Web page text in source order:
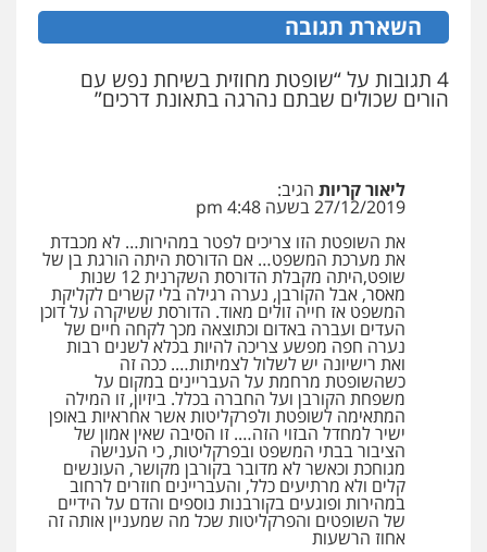
השארת תגובה
4 תגובות על “שופטת מחוזית בשיחת נפש עם
הורים שכולים שבתם נהרגה בתאונת דרכים”
ליאור קריות הגיב:
27/12/2019 בשעה 4:48 pm
את השופטת הזו צריכים לפטר במהירות… לא מכבדת
את מערכת המשפט… אם הדורסת היתה הורגת בן של
שופט,היתה מקבלת הדורסת השקרנית 12 שנות
מאסר, אבל הקורבן, נערה רגילה בלי קשרים לקליקת
המשפט אז חייה זולים מאוד. הדורסת ששיקרה על דוכן
העדים ועברה באדום וכתוצאה מכך לקחה חיים של
נערה חפה מפשע צריכה להיות בכלא לשנים רבות
ואת רישיונה יש לשלול לצמיתות…. ככה זה
כשהשופטת מרחמת על העבריינים במקום על
משפחת הקורבן ועל החברה בכלל. ביזיון, זו המילה
המתאימה לשופטת ולפרקליטות אשר אחראיות באופן
ישיר למחדל הבזוי הזה…. זו הסיבה שאין אמון של
הציבור בבתי המשפט ובפרקליטות, כי הענישה
מגוחכת וכאשר לא מדובר בקורבן מקושר, העונשים
קלים ולא מרתיעים כלל, והעבריינים חוזרים לרחוב
במהירות ופוגעים בקורבנות נוספים והדם על הידיים
של השופטים והפרקליטות שכל מה שמעניין אותה זה
אחוז הרשעות
0505719060
שחר לדובסקי, עו"ד
עו"ד שלומי שרון
פלילי צבאי מעצרים וחקירות
0547342002
עו"ד רונן בנדל
משפט פלילי פשיעה חמורה פלילי
0524282442
עו"ד זוהר ארבל
פלילי פשיעה חמורה מעצרים וחקירות
קטינים
0538788878